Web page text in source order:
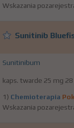
Wskazania
Sunitinib
Sunitinibum
kaps. twarde 25 mg
1) Chemioterapia
Wskazania